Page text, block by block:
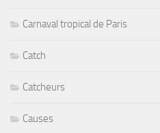
Carnaval tropical de Paris
Catch
Catcheurs
Causes